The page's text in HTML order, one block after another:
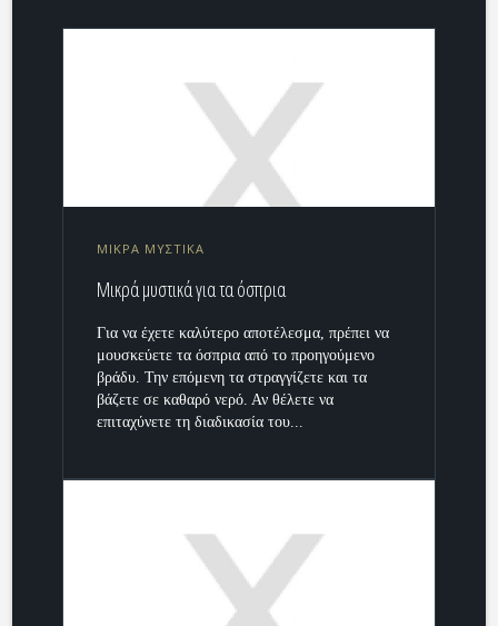
ΜΙΚΡΑ ΜΥΣΤΙΚΑ
Μικρά μυστικά για τα όσπρια
Για να έχετε καλύτερο αποτέλεσμα, πρέπει να
μουσκεύετε τα όσπρια από το προηγούμενο
βράδυ. Την επόμενη τα στραγγίζετε και τα
βάζετε σε καθαρό νερό. Αν θέλετε να
επιταχύνετε τη διαδικασία του...